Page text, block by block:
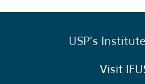
USP's
Visit